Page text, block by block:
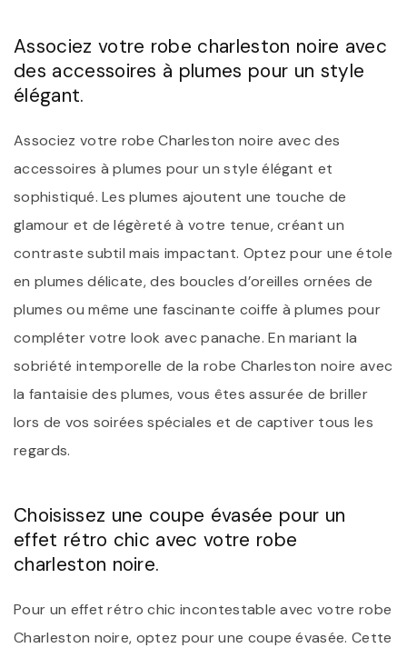
Associez votre robe charleston noire avec
des accessoires à plumes pour un style
élégant.
Associez votre robe Charleston noire avec des
accessoires à plumes pour un style élégant et
sophistiqué. Les plumes ajoutent une touche de
glamour et de légèreté à votre tenue, créant un
contraste subtil mais impactant. Optez pour une étole
en plumes délicate, des boucles d’oreilles ornées de
plumes ou même une fascinante coiffe à plumes pour
compléter votre look avec panache. En mariant la
sobriété intemporelle de la robe Charleston noire avec
la fantaisie des plumes, vous êtes assurée de briller
lors de vos soirées spéciales et de captiver tous les
regards.
Choisissez une coupe évasée pour un
effet rétro chic avec votre robe
charleston noire.
Pour un effet rétro chic incontestable avec votre robe
Charleston noire, optez pour une coupe évasée. Cette